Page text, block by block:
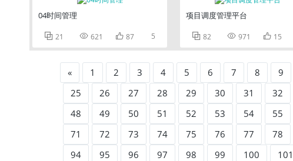
04时间管理
 21  621  87 5
项目调度管理平台
 82  971  15
« 1 2 3 4 5 6 7 8 9
25
26 27 28 29 30 31 32
48
49 50 51 52 53 54 55
71
72 73 74 75 76 77 78
94
95 96 97 98 99 100 101